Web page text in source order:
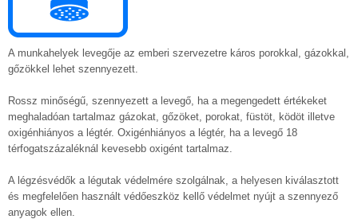
A munkahelyek levegője az emberi szervezetre káros porokkal, gázokkal,
gőzökkel lehet szennyezett.
Rossz minőségű, szennyezett a levegő, ha a megengedett értékeket
meghaladóan tartalmaz gázokat, gőzöket, porokat, füstöt, ködöt illetve
oxigénhiányos a légtér. Oxigénhiányos a légtér, ha a levegő 18
térfogatszázaléknál kevesebb oxigént tartalmaz.
A légzésvédők a légutak védelmére szolgálnak, a helyesen kiválasztott
és megfelelően használt védőeszköz kellő védelmet nyújt a szennyező
anyagok ellen.